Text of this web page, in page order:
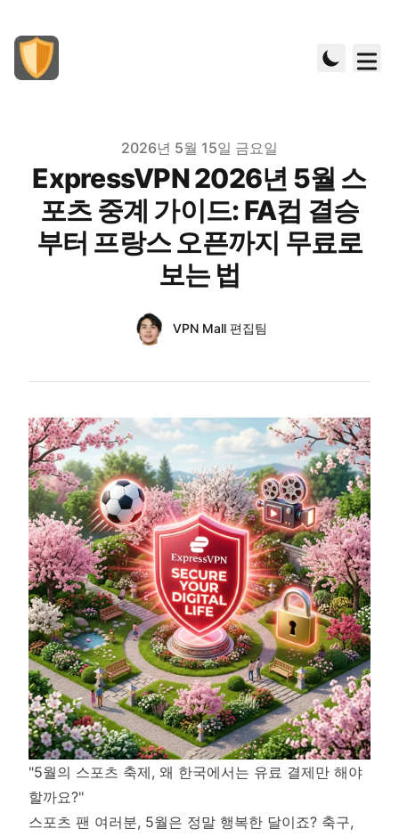
2026년 5월 15일 금요일
ExpressVPN 2026년 5월 스
포츠 중계 가이드: FA컵 결승
부터 프랑스 오픈까지 무료로
보는 법
Name
VPN Mall 편집팀
"5월의 스포츠 축제, 왜 한국에서는 유료 결제만 해야
할까요?"
스포츠 팬 여러분, 5월은 정말 행복한 달이죠? 축구,